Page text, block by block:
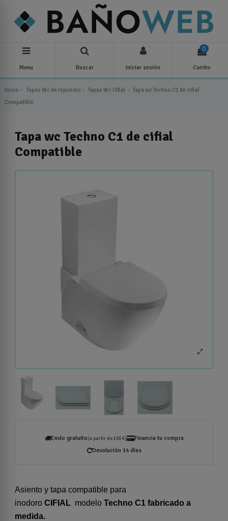
Menu Buscar Iniciar sesión
0
Carrito
Inicio Tapas Wc de repuesto Tapas Wc Cifial
Tapa wc Techno C1 de cifial
Compatible
Tapa wc Techno C1 de cifial
Compatible
Envío gratuito(a partir de 100 €)
Financia tu compra
Devolución 14 días
Asiento y tapa compatible para
inodoro CIFIAL modelo Techno C1 fabricado a
medida.